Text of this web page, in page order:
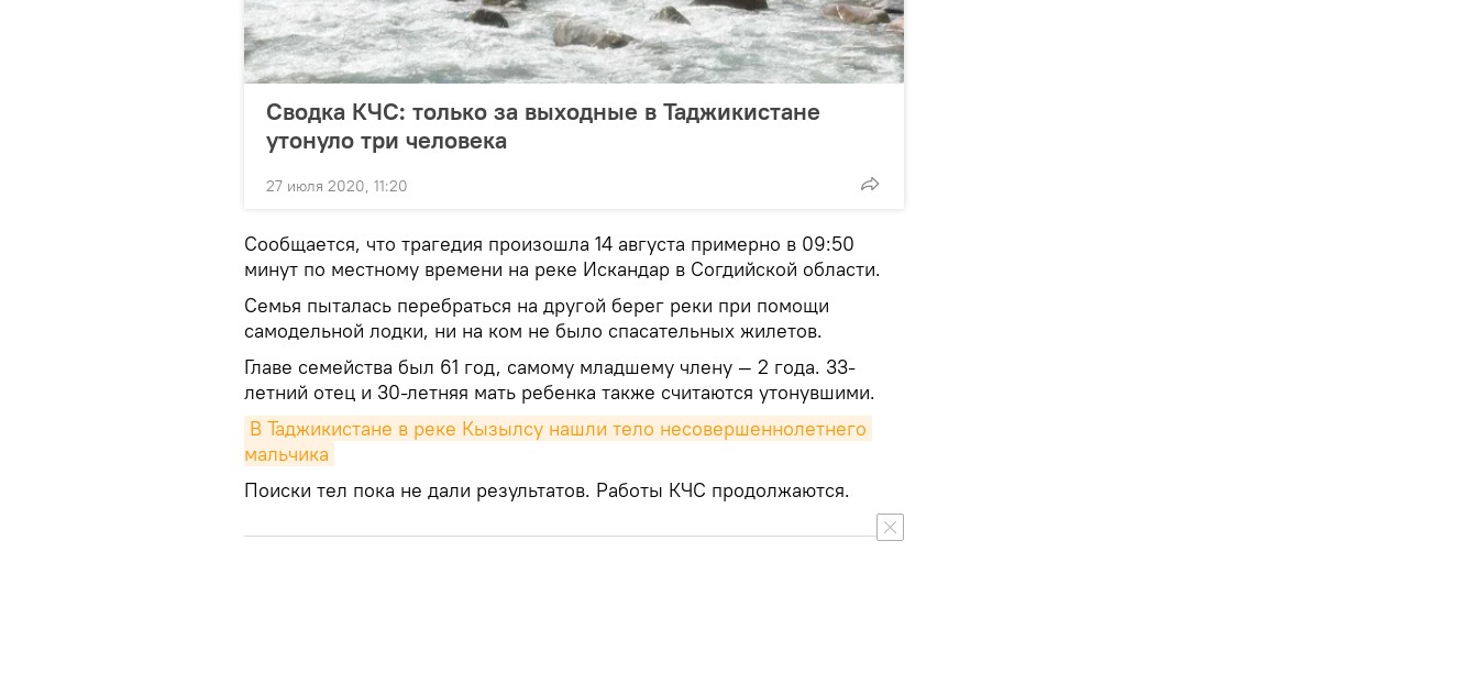
Сводка КЧС: только за выходные в Таджикистане
утонуло три человека
27 июля 2020, 11:20
Сообщается, что трагедия произошла 14 августа примерно в 09:50
минут по местному времени на реке Искандар в Согдийской области.
Семья пыталась перебраться на другой берег реки при помощи
самодельной лодки, ни на ком не было спасательных жилетов.
Главе семейства был 61 год, самому младшему члену — 2 года. 33-
летний отец и 30-летняя мать ребенка также считаются утонувшими.
В Таджикистане в реке Кызылсу нашли тело несовершеннолетнего
мальчика
Поиски тел пока не дали результатов. Работы КЧС продолжаются.